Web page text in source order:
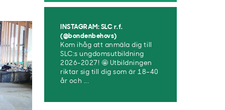
INSTAGRAM: SLC r.f.
(@bondenbehovs)
Kom ihåg att anmäla dig till
SLC:s ungdomsutbildning
2026-2027! 🤩 Utbildningen
riktar sig till dig som är 18–40
år och ...